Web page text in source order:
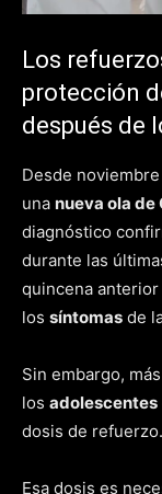
Los
protección
después de
Desde
una nueva ola de
diagnóstico
durante las
quincena
los síntomas de
Sin embargo,
los adolescentes
dosis de refuerzo.
Esa dosis es